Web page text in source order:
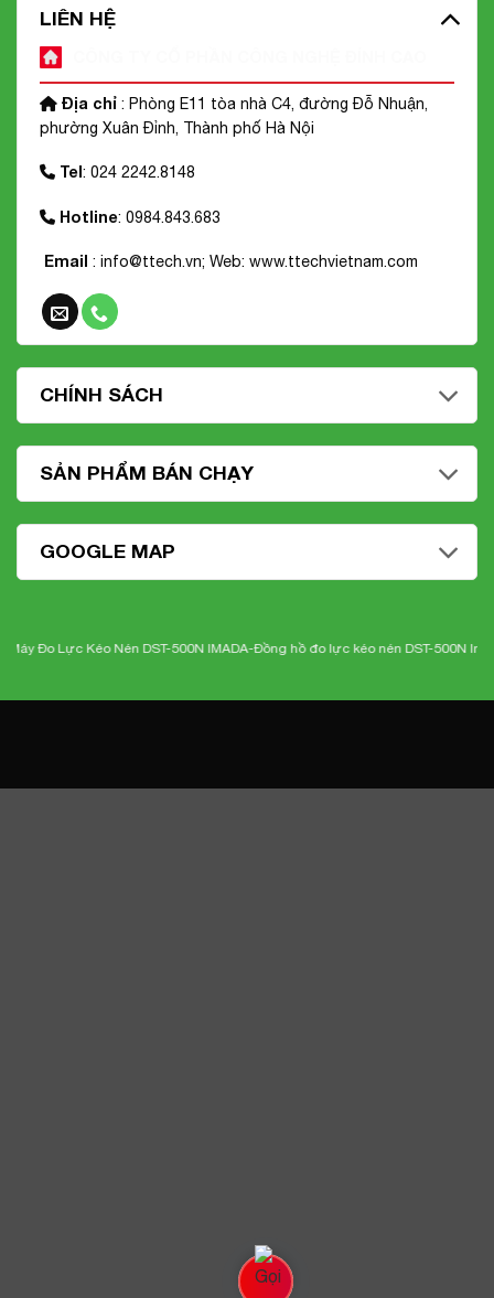
LIÊN HỆ
Địa chỉ : Phòng E11 tòa nhà C4, đường Đỗ Nhuận,
phường Xuân Đỉnh, Thành phố Hà Nội
Tel: 024 2242.8148
Hotline: 0984.843.683
Email : info@ttech.vn; Web: www.ttechvietnam.com
CHÍNH SÁCH
SẢN PHẨM BÁN CHẠY
GOOGLE MAP
Lực Kéo Nén DST-500N IMADA- Đồng hồ đo lực kéo nén DST-500N Imada-